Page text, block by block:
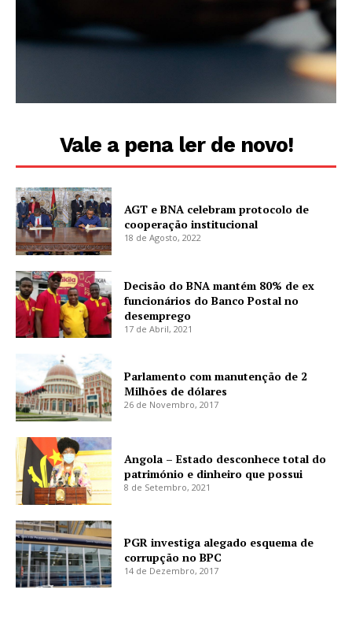
Vale a pena ler de novo!
AGT e BNA celebram protocolo de
cooperação institucional
18 de Agosto, 2022
Decisão do BNA mantém 80% de ex
funcionários do Banco Postal no
desemprego
17 de Abril, 2021
Parlamento com manutenção de 2
Milhões de dólares
26 de Novembro, 2017
Angola – Estado desconhece total do
património e dinheiro que possui
8 de Setembro, 2021
PGR investiga alegado esquema de
corrupção no BPC
14 de Dezembro, 2017